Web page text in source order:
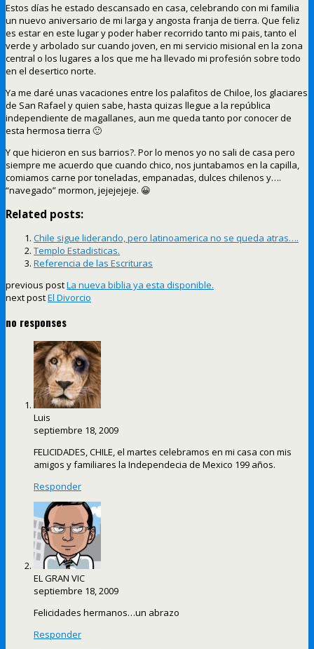
Estos días he estado descansado en casa, celebrando con mi familia
un nuevo aniversario de mi larga y angosta franja de tierra. Que feliz
es estar en este lugar y poder haber recorrido tanto mi pais, tanto el
verde y arbolado sur cuando joven, en mi servicio misional en la zona
central o los lugares a los que me ha llevado mi profesión sobre todo
en el desertico norte.
Ya me daré unas vacaciones entre los palafitos de Chiloe, los glaciares
de San Rafael y quien sabe, hasta quizas llegue a la república
independiente de magallanes, aun me queda tanto por conocer de
esta hermosa tierra 🙂
Y que hicieron en sus barrios?. Por lo menos yo no sali de casa pero
siempre me acuerdo que cuando chico, nos juntabamos en la capilla,
comiamos carne por toneladas, empanadas, dulces chilenos y….
“navegado” mormon, jejejejeje. 😀
Related posts:
Chile sigue liderando, pero latinoamerica no se queda atras….
Templo Estadisticas.
Referencia de las Escrituras
previous postLa nueva biblia ya esta disponible.
next postEl Divorcio
no responses
Luis
septiembre 18, 2009
FELICIDADES, CHILE, el martes celebramos en mi casa con mis
amigos y familiares la Independecia de Mexico 199 años.
Responder
EL GRAN VIC
septiembre 18, 2009
Felicidades hermanos…un abrazo
Responder